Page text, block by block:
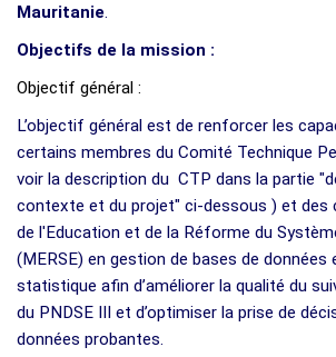
Mauritanie.
Objectifs de la mission :
Objectif général :
L’objectif général est de renforcer les
certains membres du Comité Technique
voir la description du CTP dans la partie
contexte et du projet" ci-dessous ) et des
de l'Education et de la Réforme du
(MERSE) en gestion de bases de données
statistique afin d’améliorer la qualité du
du PNDSE III et d’optimiser la prise de
données probantes.